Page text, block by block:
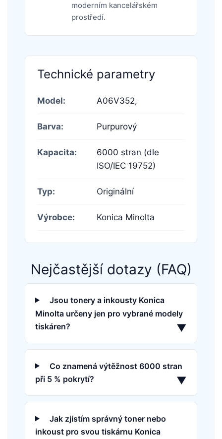
moderním kancelářském
prostředí.
Technické parametry
Model: A06V352,
Barva: Purpurový
Kapacita:
6000 stran (dle
ISO/IEC 19752)
Typ: Originální
Výrobce: Konica Minolta
Nejčastější dotazy (FAQ)
Jsou tonery a inkousty Konica
Minolta určeny jen pro vybrané modely
tiskáren?
▼
Co znamená výtěžnost 6000 stran
při 5 % pokrytí?
▼
Jak zjistím správný toner nebo
inkoust pro svou tiskárnu Konica